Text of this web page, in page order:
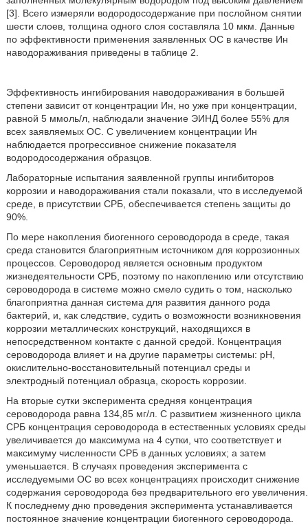
[3]. Всего измеряли водородосодержание при послойном снятии
шести слоев, толщина одного слоя составляла 10 мкм. Данные
по эффективности применения заявленных ОС в качестве Ин
наводораживания приведены в таблице 2.
Эффективность ингибирования наводораживания в большей
степени зависит от концентрации Ин, но уже при концентрации,
равной 5 ммоль/л, наблюдали значение ЭИНД более 55% для
всех заявляемых ОС. С увеличением концентрации Ин
наблюдается прогрессивное снижение показателя
водородосодержания образцов.
Лабораторные испытания заявленной группы ингибиторов
коррозии и наводораживания стали показали, что в исследуемой
среде, в присутствии СРБ, обеспечивается степень защиты до
90%.
По мере накопления биогенного сероводорода в среде, такая
среда становится благоприятным источником для коррозионных
процессов. Сероводород является основным продуктом
жизнедеятельности СРБ, поэтому по накоплению или отсутствию
сероводорода в системе можно смело судить о том, насколько
благоприятна данная система для развития данного рода
бактерий, и, как следствие, судить о возможности возникновения
коррозии металлических конструкций, находящихся в
непосредственном контакте с данной средой. Концентрация
сероводорода влияет и на другие параметры системы: pH,
окислительно-восстановительный потенциал среды и
электродный потенциал образца, скорость коррозии.
На вторые сутки эксперимента средняя концентрация
сероводорода равна 134,85 мг/л. С развитием жизненного цикла
СРБ концентрация сероводорода в естественных условиях среды
увеличивается до максимума на 4 сутки, что соответствует и
максимуму численности СРБ в данных условиях; а затем
уменьшается. В случаях проведения эксперимента с
исследуемыми ОС во всех концентрациях происходит снижение
содержания сероводорода без предварительного его увеличения.
К последнему дню проведения эксперимента устанавливается
постоянное значение концентрации биогенного сероводорода.